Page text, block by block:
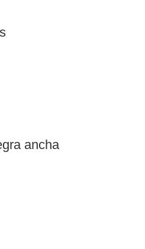
ancha